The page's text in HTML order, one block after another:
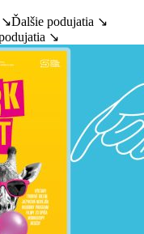
↘Ďalšie podujatia ↘
↘